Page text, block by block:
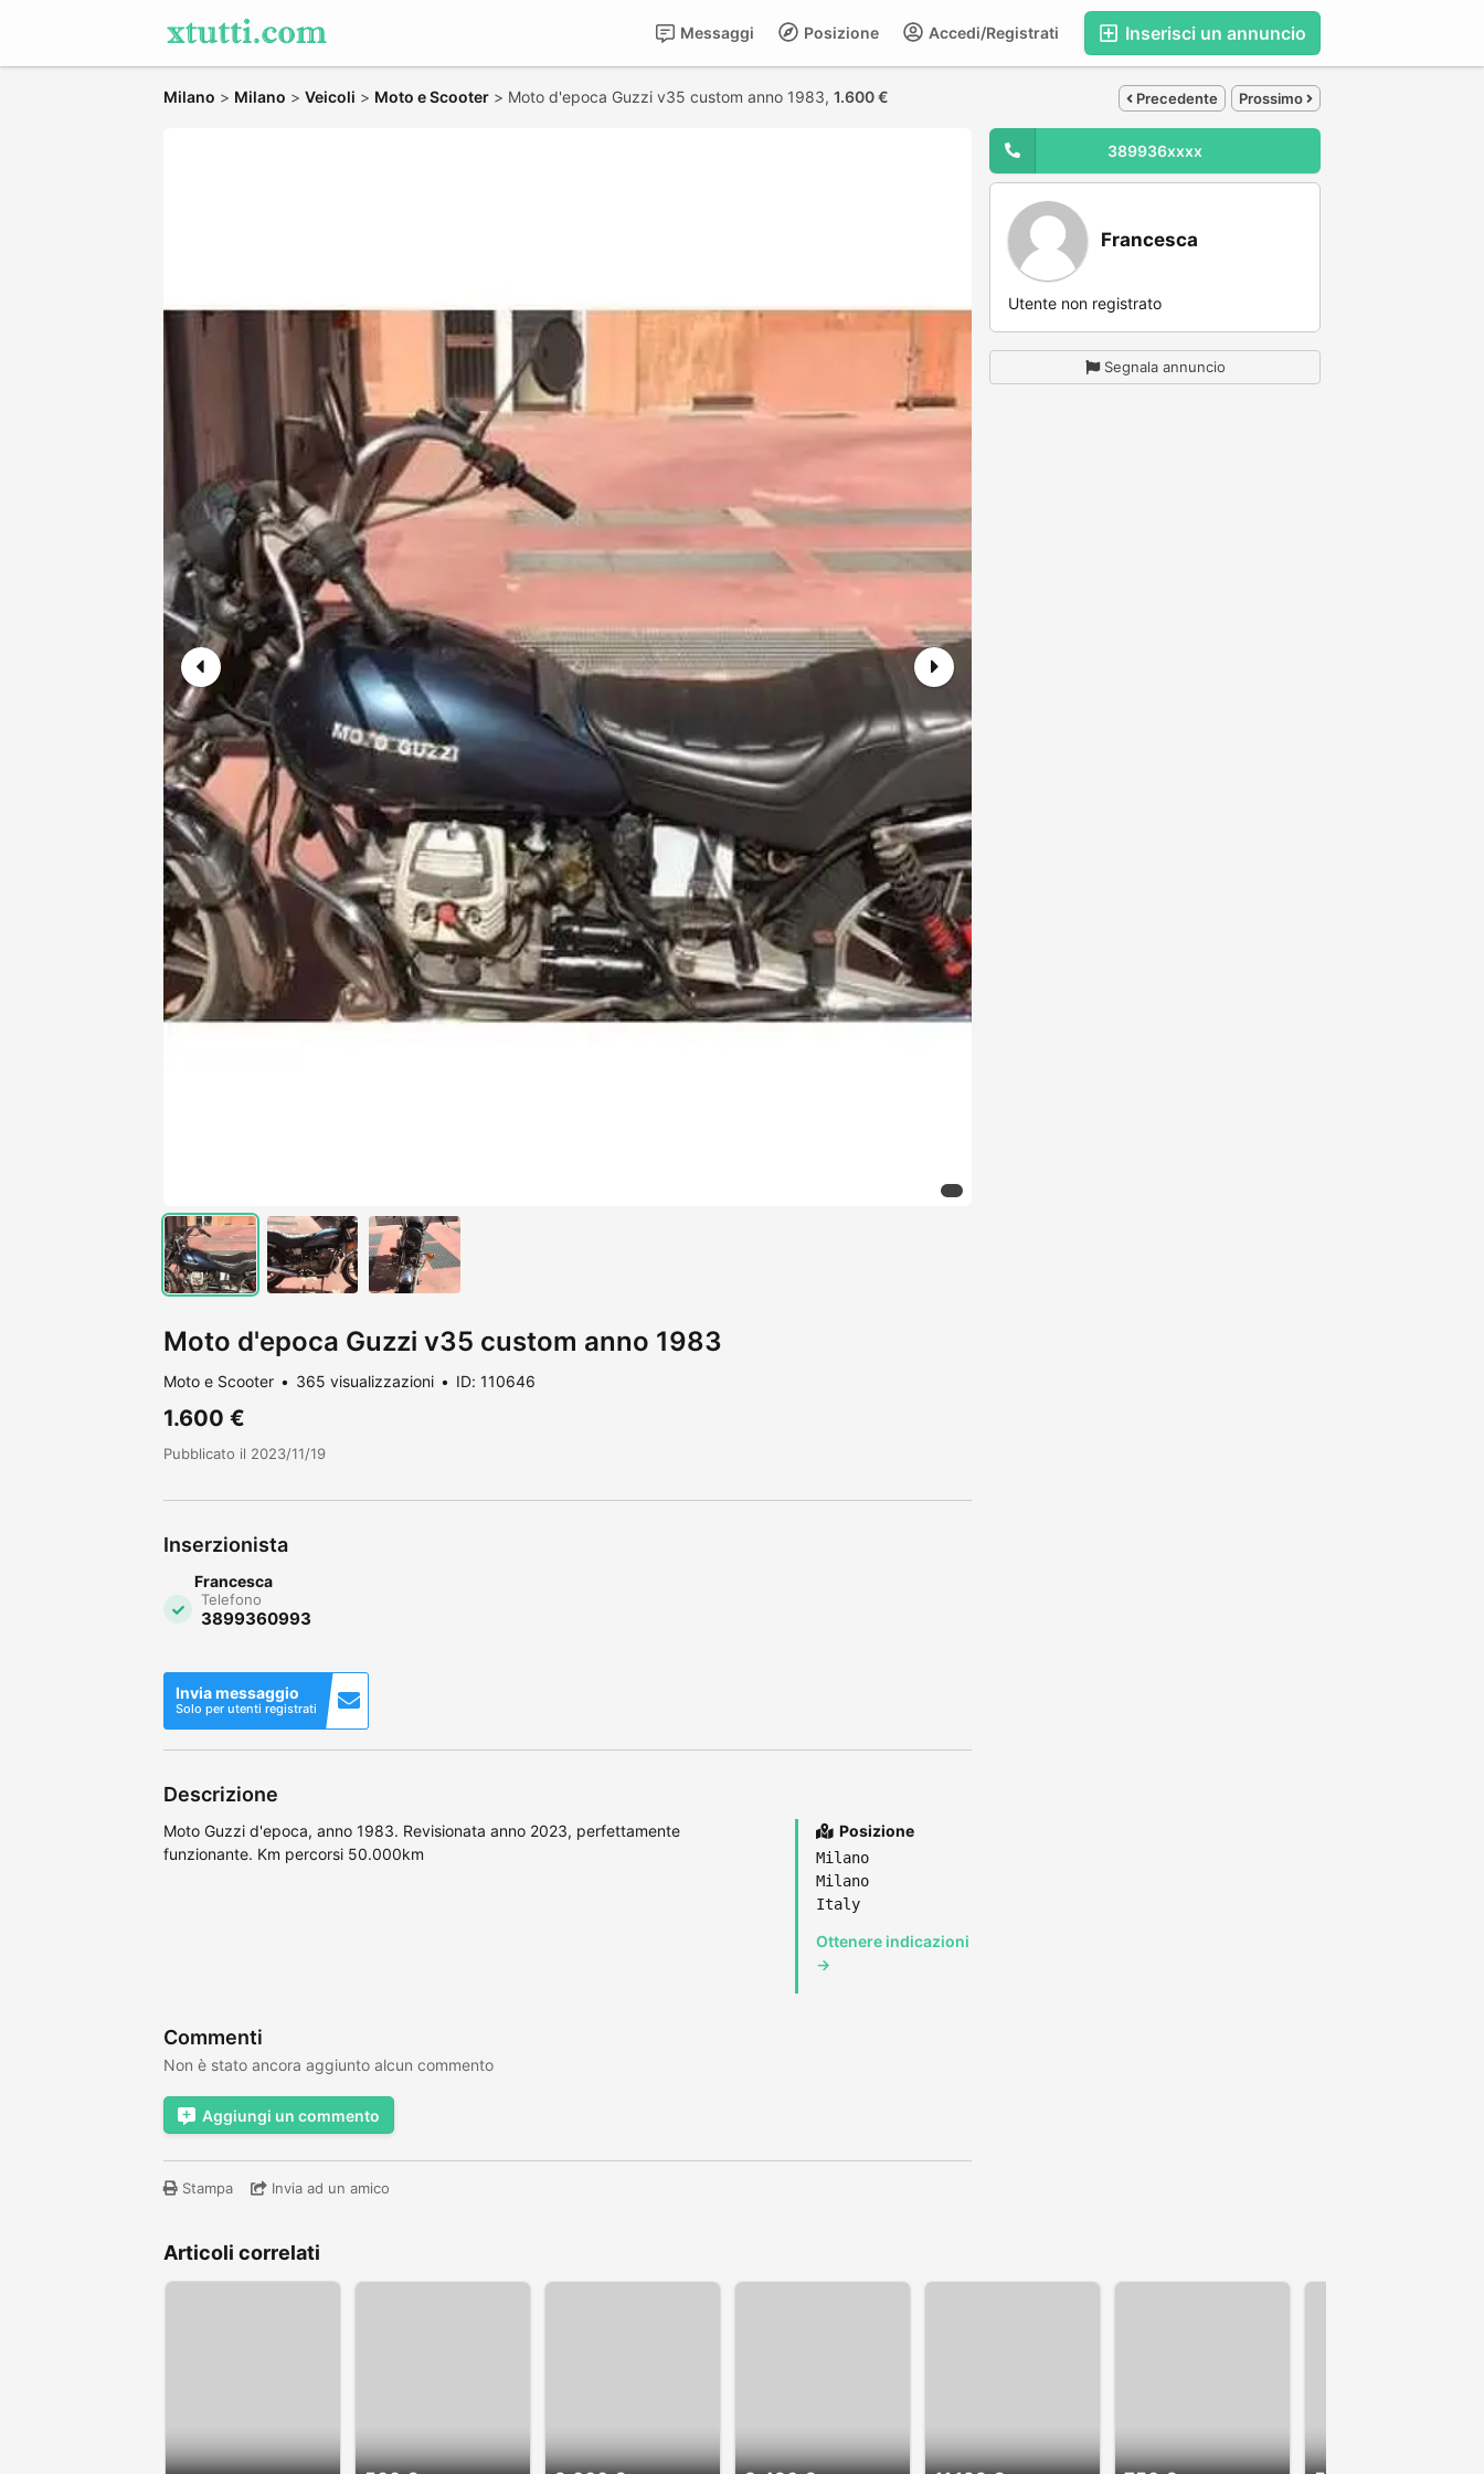
Inserisci un annuncio
Accedi/Registrati
Posizione
Messaggi
Milano > Milano > Veicoli > Moto e Scooter > Moto d'epoca Guzzi v35 custom anno 1983, 1.600 € Precedente Prossimo
Moto d'epoca Guzzi v35 custom anno 1983
Moto e Scooter 365 visualizzazioni ID: 110646
1.600 €
Pubblicato il 2023/11/19
Inserzionista
Francesca
Telefono
3899360993
Invia messaggio
Solo per utenti registrati
Descrizione
Moto Guzzi d'epoca, anno 1983. Revisionata anno 2023, perfettamente
funzionante. Km percorsi 50.000km
Posizione
Milano
Milano
Italy
Ottenere indicazioni
→
Commenti
Non è stato ancora aggiunto alcun commento
Aggiungi un commento
Stampa Invia ad un amico
389936xxxx
Francesca
Utente non registrato
Segnala annuncio
Articoli correlati